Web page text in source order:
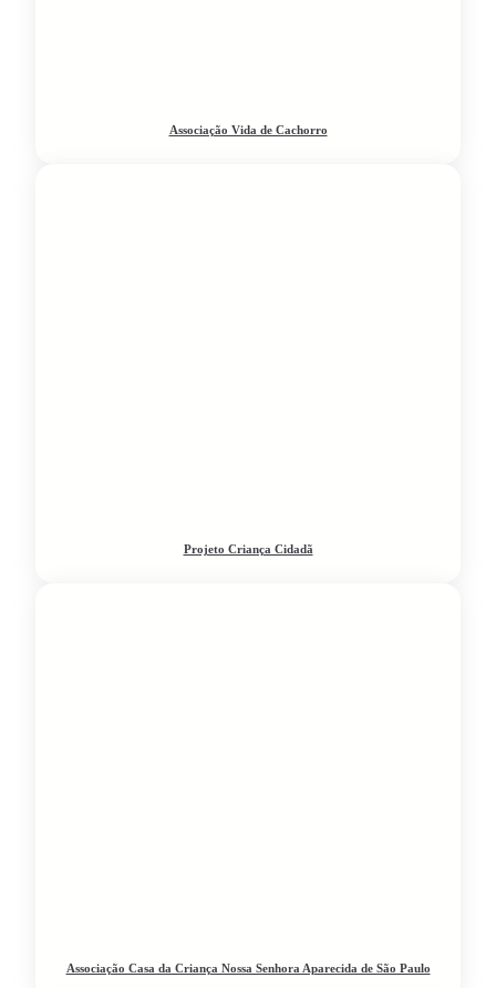
Associação Vida de Cachorro
Projeto Criança Cidadã
Associação Casa da Criança Nossa Senhora Aparecida de São Paulo